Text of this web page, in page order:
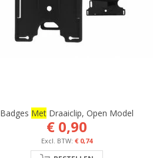
Badges Met Draaiclip, Open Model
€ 0,90
€ 0,74